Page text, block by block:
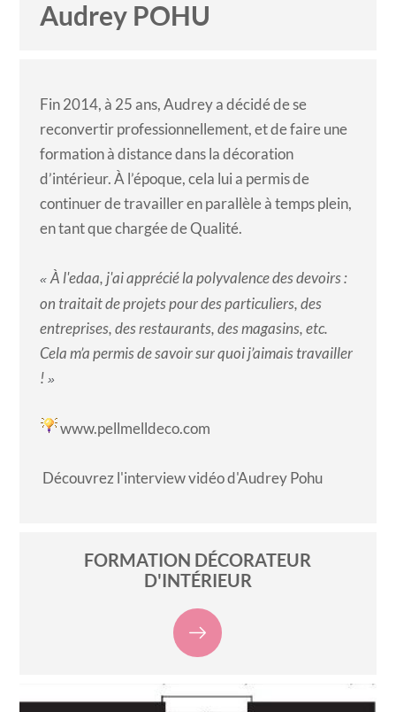
Audrey POHU
Fin 2014, à 25 ans, Audrey a décidé de se
reconvertir professionnellement, et de faire une
formation à distance dans la décoration
d’intérieur. À l’époque, cela lui a permis de
continuer de travailler en parallèle à temps plein,
en tant que chargée de Qualité.
« À l'edaa, j'ai apprécié la polyvalence des devoirs :
on traitait de projets pour des particuliers, des
entreprises, des restaurants, des magasins, etc.
Cela m’a permis de savoir sur quoi j’aimais travailler
! »
www.pellmelldeco.com
Découvrez l'interview vidéo d'Audrey Pohu
FORMATION DÉCORATEUR
D'INTÉRIEUR